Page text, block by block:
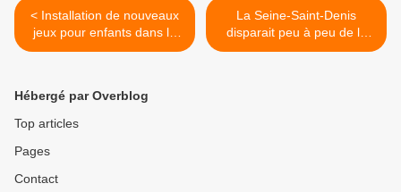
< Installation de nouveaux
jeux pour enfants dans le
parc Emile Zola à Aulnay-
La Seine-Saint-Denis
disparait peu à peu de la
carte des jeux olympiques
Hébergé par Overblog
Top articles
Pages
Contact